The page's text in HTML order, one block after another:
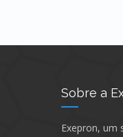
Sobre a
Exepron, um